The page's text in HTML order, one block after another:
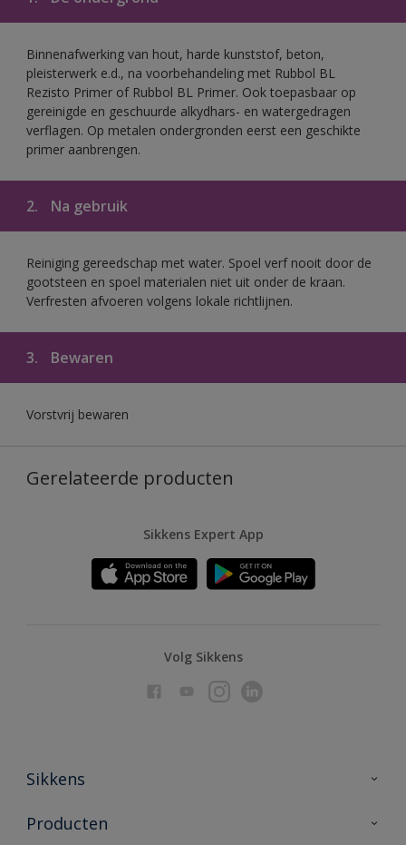
Binnenafwerking van hout, harde kunststof, beton,
pleisterwerk e.d., na voorbehandeling met Rubbol BL
Rezisto Primer of Rubbol BL Primer. Ook toepasbaar op
gereinigde en geschuurde alkydhars- en watergedragen
verflagen. Op metalen ondergronden eerst een geschikte
primer aanbrengen.
2. Na gebruik
Reiniging gereedschap met water. Spoel verf nooit door de
gootsteen en spoel materialen niet uit onder de kraan.
Verfresten afvoeren volgens lokale richtlijnen.
3. Bewaren
Vorstvrij bewaren
Gerelateerde producten
Sikkens Expert App
Volg Sikkens
Sikkens
Over Sikkens
Producten